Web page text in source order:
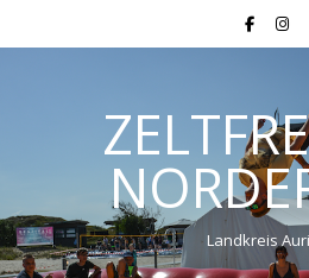
Landkreis